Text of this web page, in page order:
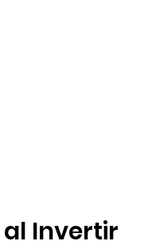
al Invertir